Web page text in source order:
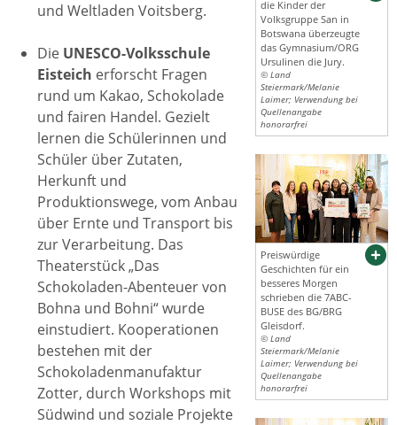
die Kinder der
Volksgruppe San in
Botswana überzeugte
das Gymnasium/ORG
Ursulinen die Jury.
© Land
Steiermark/Melanie
Laimer; Verwendung bei
Quellenangabe
honorarfrei
Preiswürdige
Geschichten für ein
besseres Morgen
schrieben die 7ABC-
BUSE des BG/BRG
Gleisdorf.
© Land
Steiermark/Melanie
Laimer; Verwendung bei
Quellenangabe
honorarfrei
und Weltladen Voitsberg.
Die UNESCO-Volksschule
Eisteich erforscht Fragen
rund um Kakao, Schokolade
und fairen Handel. Gezielt
lernen die Schülerinnen und
Schüler über Zutaten,
Herkunft und
Produktionswege, vom Anbau
über Ernte und Transport bis
zur Verarbeitung. Das
Theaterstück „Das
Schokoladen-Abenteuer von
Bohna und Bohni“ wurde
einstudiert. Kooperationen
bestehen mit der
Schokoladenmanufaktur
Zotter, durch Workshops mit
Südwind und soziale Projekte